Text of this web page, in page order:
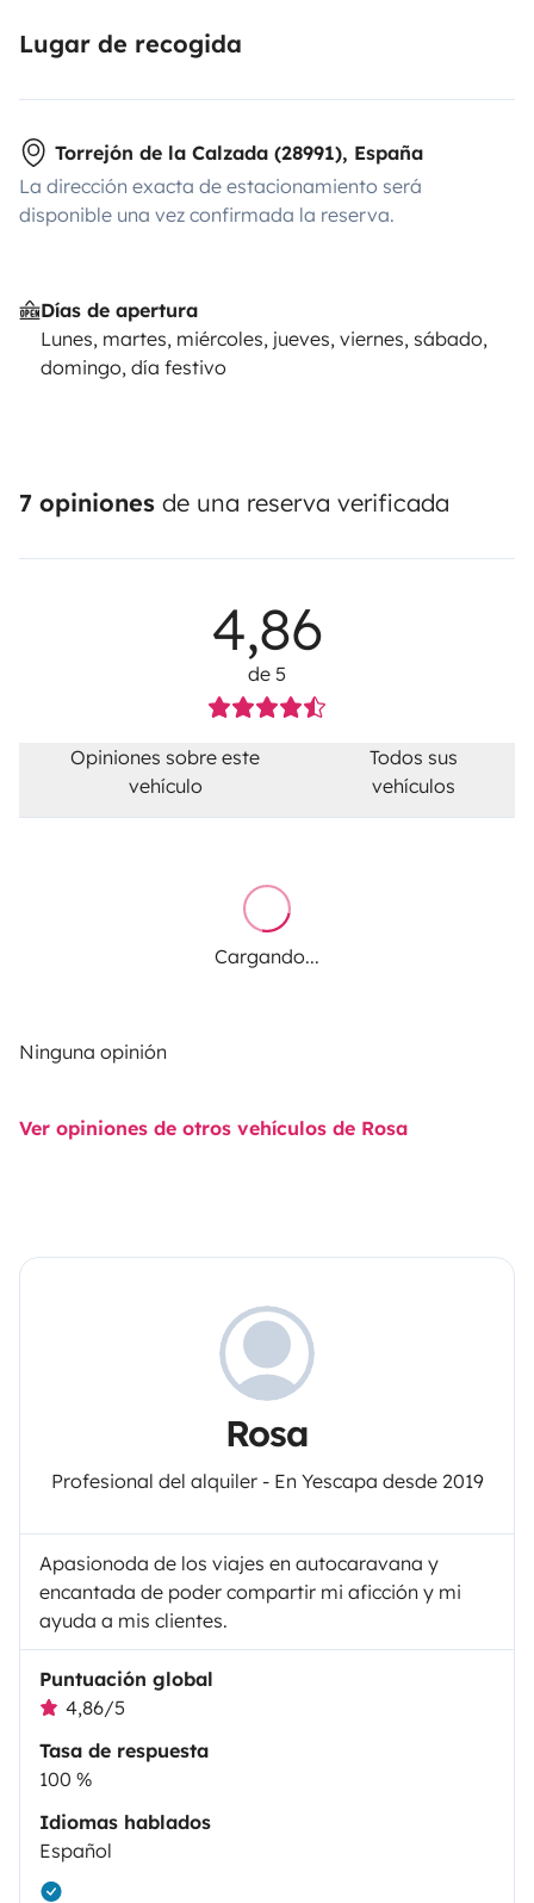
Lugar de recogida
Torrejón de la Calzada (28991), España
La dirección exacta de estacionamiento será
disponible una vez confirmada la reserva.
Días de apertura
Lunes, martes, miércoles, jueves, viernes, sábado,
domingo, día festivo
7 opiniones de una reserva verificada
4,86
de 5
Opiniones sobre este
vehículo
Todos sus
vehículos
Cargando...
Ninguna opinión
Ver opiniones de otros vehículos de Rosa
Rosa
Profesional del alquiler - En Yescapa desde 2019
Apasionoda de los viajes en autocaravana y
encantada de poder compartir mi aficción y mi
ayuda a mis clientes.
Puntuación global
4,86/5
Tasa de respuesta
100 %
Idiomas hablados
Español